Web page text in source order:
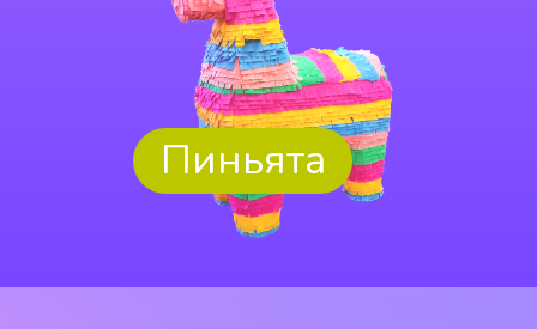
Пиньята